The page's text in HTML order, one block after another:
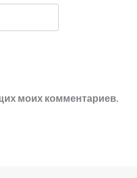
моих комментариев.